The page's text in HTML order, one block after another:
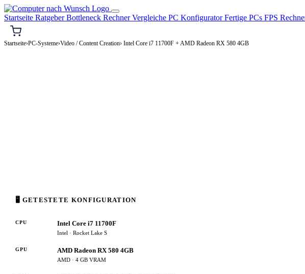
Startseite RatgeberBottleneck RechnerVergleiche PC KonfiguratorFertige PCs FPS
Startseite›PC-Systeme›Video / Content Creation› Intel Core i7 11700F + AMD Radeon RX 580 4GB
🖥 GETESTETE KONFIGURATION
CPU Intel Core i7 11700F
Intel · Rocket Lake S
GPU AMD Radeon RX 580 4GB
AMD · 4 GB VRAM